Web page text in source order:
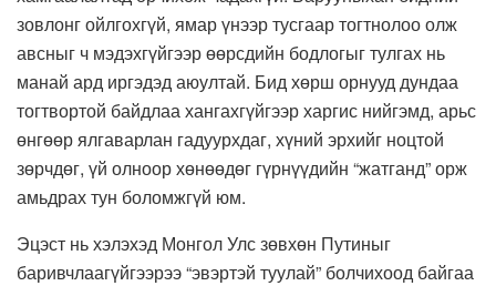
зовлонг ойлгохгүй, ямар үнээр тусгаар тогтнолоо олж
авсныг ч мэдэхгүйгээр өөрсдийн бодлогыг тулгах нь
манай ард иргэдэд аюултай. Бид хөрш орнууд дундаа
тогтвортой байдлаа хангахгүйгээр харгис нийгэмд, арьс
өнгөөр ялгаварлан гадуурхдаг, хүний эрхийг ноцтой
зөрчдөг, үй олноор хөнөөдөг гүрнүүдийн “жатганд” орж
амьдрах тун боломжгүй юм.
Эцэст нь хэлэхэд Монгол Улс зөвхөн Путиныг
баривчлаагүйгээрээ “эвэртэй туулай” болчихоод байгаа